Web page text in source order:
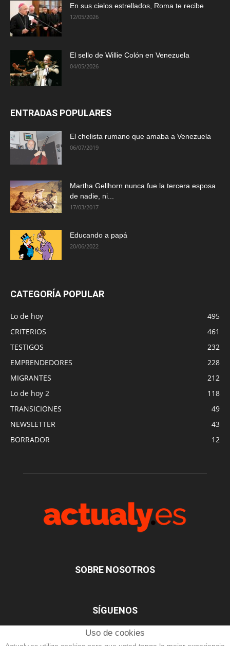
En sus cielos estrellados, Roma te recibe
12/05/2026
El sello de Willie Colón en Venezuela
04/05/2026
ENTRADAS POPULARES
El chelista rumano que amaba a Venezuela
06/07/2019
Martha Gellhorn nunca fue la tercera esposa
de nadie, ni...
17/03/2017
Educando a papá
20/06/2022
CATEGORÍA POPULAR
Lo de hoy
495
CRITERIOS
461
TESTIGOS
232
EMPRENDEDORES
228
MIGRANTES
212
Lo de hoy 2
118
TRANSICIONES
49
NEWSLETTER
43
BORRADOR
12
SOBRE NOSOTROS
SÍGUENOS
Uso de cookies